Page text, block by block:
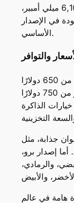
البطارية في هذا الإصدار بسعة 6,100 ميلي أمبير،
في الإصدار
الأساسي.
والتوافر
يبدأ سعر هاتف شاومي 15 الأساسي من 650 دولارًا
أمريكيًا، بينما يبدأ سعر إصدار برو من 750 دولارًا
الذاكرة
15 بعدة ألوان جذابة، مثل
أما إصدار برو،
والرمادي،
شاومي 15 خطوة هامة في عالم